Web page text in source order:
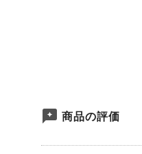
商品の評価